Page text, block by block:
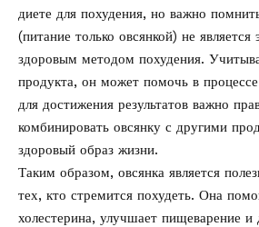
диете для похудения, но важно
(питание только овсянкой) не
здоровым методом похудения.
продукта, он может помочь в
для достижения результатов важно
комбинировать овсянку с другими
здоровый образ жизни.
Таким образом, овсянка является
тех, кто стремится похудеть. Она
холестерина, улучшает пищеварение